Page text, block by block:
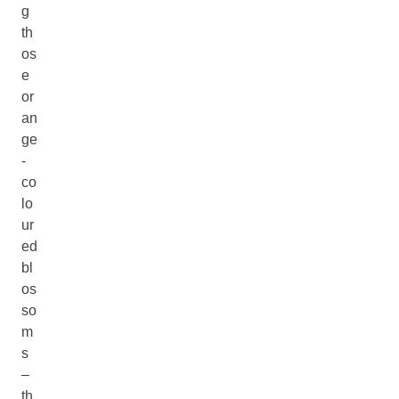
g
th
os
e
or
an
ge
-
co
lo
ur
ed
bl
os
so
m
s
–
th